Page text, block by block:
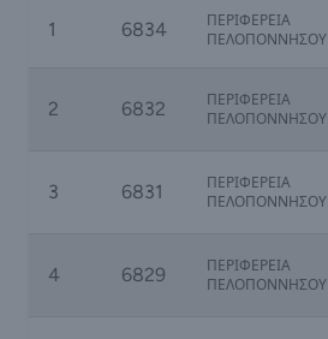
1 6834
ΠΕΡΙΦΕΡΕΙΑ
ΠΕΛΟΠΟΝΝΗΣΟΥ
2 6832
ΠΕΡΙΦΕΡΕΙΑ
ΠΕΛΟΠΟΝΝΗΣΟΥ
3 6831
ΠΕΡΙΦΕΡΕΙΑ
ΠΕΛΟΠΟΝΝΗΣΟΥ
4 6829
ΠΕΡΙΦΕΡΕΙΑ
ΠΕΛΟΠΟΝΝΗΣΟΥ